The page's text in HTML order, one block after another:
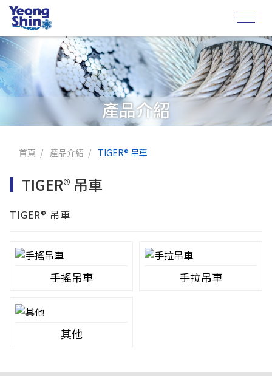
產品介紹
首頁 產品介紹 TIGER® 吊車
TIGER® 吊車
TIGER® 吊車
手搖吊車 手拉吊車
其他